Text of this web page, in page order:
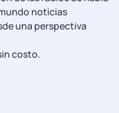
noticias
una perspectiva
costo.